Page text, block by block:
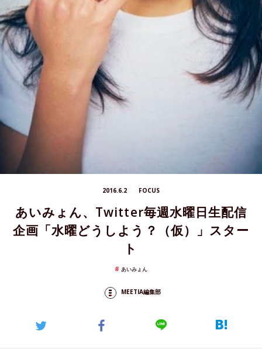
2016.6.2 FOCUS
あいみょん、Twitter毎週水曜日生配信
企画「水曜どうしよう？（仮）」スター
ト
あいみょん
MEETIA編集部